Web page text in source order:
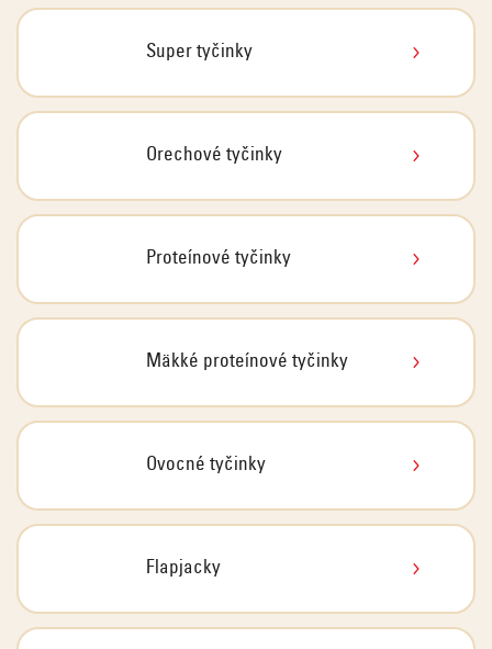
Super tyčinky
Orechové tyčinky
Proteínové tyčinky
Mäkké proteínové tyčinky
Ovocné tyčinky
Flapjacky